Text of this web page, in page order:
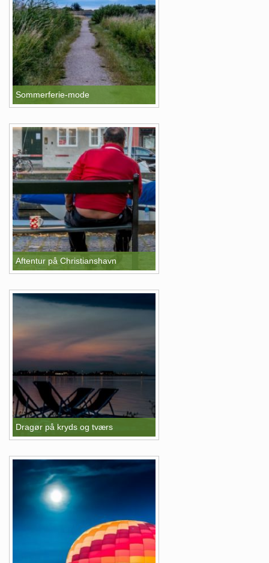
Sommerferie-mode
Aftentur på Christianshavn
Dragør på kryds og tværs